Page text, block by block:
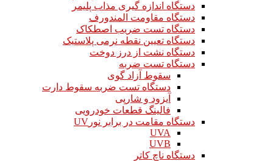
دستگاه اندازه گیری مذاب پلیمر
دستگاه مقاومت المندورف
دستگاه تست ضریب اصطکاک
دستگاه تعیین نقطه نرمی پلاستیک
دستگاه نشت از درز دوخت
دستگاه تست ضربه
سقوط آزاد گوی
دستگاه تست ضربه سقوط دارت
آیزود و شارپی
فالینگ قطعات خودرویی
دستگاه مقامت در برابر نورUV
UVA
UVB
دستگاه ناچ کاتر